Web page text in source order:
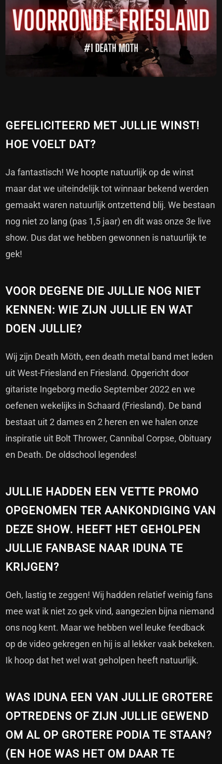
GEFELICITEERD MET JULLIE WINST!
HOE VOELT DAT?
Ja fantastisch! We hoopte natuurlijk op de winst
maar dat we uiteindelijk tot winnaar bekend werden
gemaakt waren natuurlijk ontzettend blij. We bestaan
nog niet zo lang (pas 1,5 jaar) en dit was onze 3e live
show. Dus dat we hebben gewonnen is natuurlijk te
gek!
VOOR DEGENE DIE JULLIE NOG NIET
KENNEN: WIE ZIJN JULLIE EN WAT
DOEN JULLIE?
Wij zijn Death Möth, een death metal band met leden
uit West-Friesland en Friesland. Opgericht door
gitariste Ingeborg medio September 2022 en we
oefenen wekelijks in Schaard (Friesland). De band
bestaat uit 2 dames en 2 heren en we halen onze
inspiratie uit Bolt Thrower, Cannibal Corpse, Obituary
en Death. De oldschool legendes!
JULLIE HADDEN EEN VETTE PROMO
OPGENOMEN TER AANKONDIGING VAN
DEZE SHOW. HEEFT HET GEHOLPEN
JULLIE FANBASE NAAR IDUNA TE
KRIJGEN?
Oeh, lastig te zeggen! Wij hadden relatief weinig fans
mee wat ik niet zo gek vind, aangezien bijna niemand
ons nog kent. Maar we hebben wel leuke feedback
op de video gekregen en hij is al lekker vaak bekeken.
Ik hoop dat het wel wat geholpen heeft natuurlijk.
WAS IDUNA EEN VAN JULLIE GROTERE
OPTREDENS OF ZIJN JULLIE GEWEND
OM AL OP GROTERE PODIA TE STAAN?
(EN HOE WAS HET OM DAAR TE